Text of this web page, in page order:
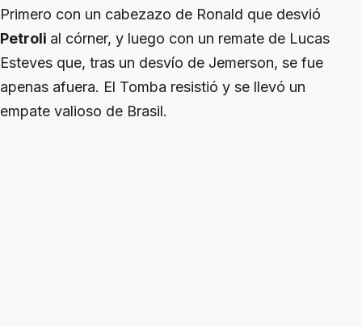
Primero con un cabezazo de Ronald que desvió
Petroli al córner, y luego con un remate de Lucas
Esteves que, tras un desvío de Jemerson, se fue
apenas afuera. El Tomba resistió y se llevó un
empate valioso de Brasil.